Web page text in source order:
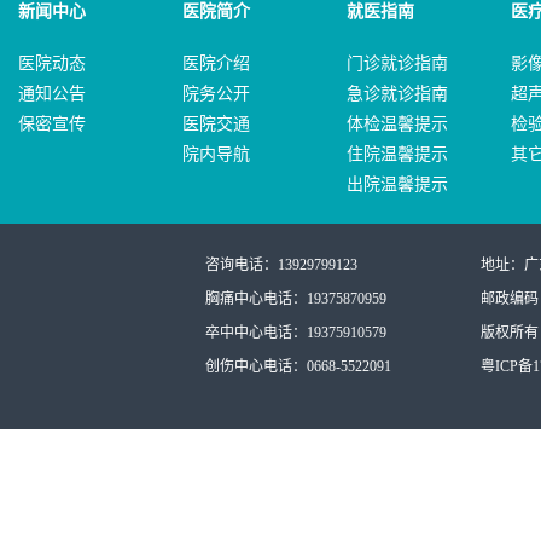
新闻中心 医院简介 就医指南 医
医院动态
通知公告
保密宣传
医院介绍
院务公开
医院交通
院内导航
门诊就诊指南
急诊就诊指南
体检温馨提示
住院温馨提示
出院温馨提示
影
超
检
其
咨询电话：13929799123
胸痛中心电话：19375870959
卒中中心电话：19375910579
创伤中心电话：0668-5522091
地址：
邮政编码
版权所
粤ICP备